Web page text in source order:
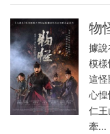
物
據
模
這
心
仁
牽...